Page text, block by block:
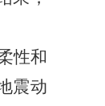
性和
震动